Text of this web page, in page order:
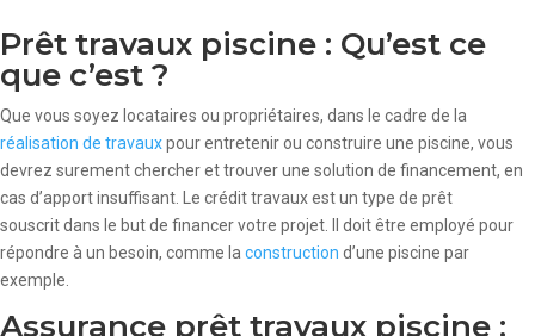
Prêt travaux piscine : Qu’est ce
que c’est ?
Que vous soyez locataires ou propriétaires, dans le cadre de la
réalisation de travauxpour entretenir ou construire une piscine, vous
devrez surement chercher et trouver une solution de financement, en
cas d’apport insuffisant. Le crédit travaux est un type de prêt
souscrit dans le but de financer votre projet. Il doit être employé pour
répondre à un besoin, comme laconstruction d’une piscine par
exemple.
Assurance prêt travaux piscine :